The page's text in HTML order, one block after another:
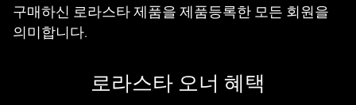
구매하신 로라스타 제품을 제품등록한 모든 회원을
의미합니다.
로라스타 오너 혜택